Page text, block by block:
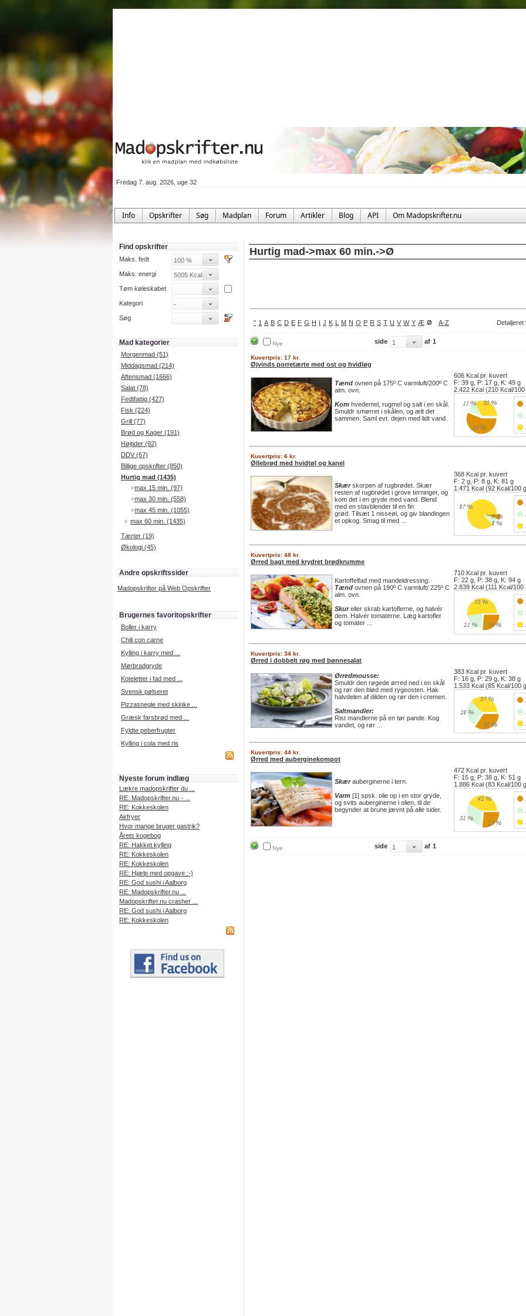
Fredag 7. aug. 2026, uge 32
Info Opskrifter Søg Madplan Forum Artikler Blog API Om Madopskrifter.nu
Find opskrifter
Maks. fedt
Maks. energi
Tøm køleskabet
Kategori
Søg
Mad kategorier
Morgenmad (51)
Middagsmad (214)
Aftensmad (1666)
Salat (78)
Fedtfattig (427)
Fisk (224)
Grill (77)
Brød og Kager (191)
Højtider (92)
DDV (67)
Billige opskrifter (850)
Hurtig mad (1435)
max 15 min. (97)
max 30 min. (558)
max 45 min. (1055)
max 60 min. (1435)
Tærter (19)
Økologi (45)
Andre opskriftssider
Madopskrifter på Web Opskrifter
Brugernes favoritopskrifter
Boller i karry
Chili con carne
Kylling i karry med ...
Mørbradgryde
Koteletter i fad med ...
Svensk pølseret
Pizzasnegle med skinke ...
Græsk farsbrød med ...
Fyldte peberfrugter
Kylling i cola med ris
Nyeste forum indlæg
Lækre madopskrifter du ...
RE: Madopskrifter.nu - ...
RE: Kokkeskolen
Airfryer
Hvor mange bruger gastrik?
Årets kogebog
RE: Hakket kylling
RE: Kokkeskolen
RE: Kokkeskolen
RE: Hjælp med opgave :-)
RE: God sushi i Aalborg
RE: Madopskrifter.nu ...
Madopskrifter.nu crasher ...
RE: God sushi i Aalborg
RE: Kokkeskolen
Hurtig mad->max 60 min.->Ø
" 1 A B C D E F G H I J K L M N O P R S T U V W Y Æ Ø A-Z Detaljeret
Nye side af 1
Kuvertpris: 17 kr.
Øjvinds porretærte med ost og hvidløg
Tænd ovnen på 175º C varmluft/200º C
alm. ovn.
Kom hvedemel, rugmel og salt i en skål.
Smuldr smørret i skålen, og ælt det
sammen. Saml evt. dejen med lidt vand.
606 Kcal pr. kuvert
F: 39 g, P: 17 g, K: 49 g
2.422 Kcal (210 Kcal/100
Kuvertpris: 6 kr.
Øllebrød med hvidtøl og kanel
Skærskorpen af rugbrødet. Skær
resten af rugbrødet i grove terninger, og
kom det i en gryde med vand. Blend
med en stavblender til en fin
grød. Tilsæt 1 nisseøl, og giv blandingen
et opkog. Smag til med ...
368 Kcal pr. kuvert
F: 2 g, P: 8 g, K: 81 g
1.471 Kcal (92 Kcal/100
Kuvertpris: 48 kr.
Ørred bagt med krydret brødkrumme
Kartoffelfad med mandeldressing:
Tænd ovnen på 190º C varmluft/ 225º C
alm. ovn.
Skureller skrab kartoflerne, og halvér
dem. Halvér tomaterne. Læg kartofler
og tomater ...
710 Kcal pr. kuvert
F: 22 g, P: 38 g, K: 94 g
2.839 Kcal (111 Kcal/100
Kuvertpris: 34 kr.
Ørred i dobbelt røg med bønnesalat
Ørredmousse:
Smuldr den røgede ørred ned i en skål
og rør den blød med rygeosten. Hak
halvdelen af dilden og rør den i cremen.
Saltmandler:
Rist mandlerne på en tør pande. Kog
vandet, og rør ...
383 Kcal pr. kuvert
F: 16 g, P: 29 g, K: 38 g
1.533 Kcal (85 Kcal/100
Kuvertpris: 44 kr.
Ørred med auberginekompot
Skærauberginerne i tern.
Varm [1] spsk. olie op i en stor gryde,
og svits auberginerne i olien, til de
begynder at brune jævnt på alle sider.
472 Kcal pr. kuvert
F: 15 g, P: 38 g, K: 51 g
1.886 Kcal (83 Kcal/100
Nye side af 1